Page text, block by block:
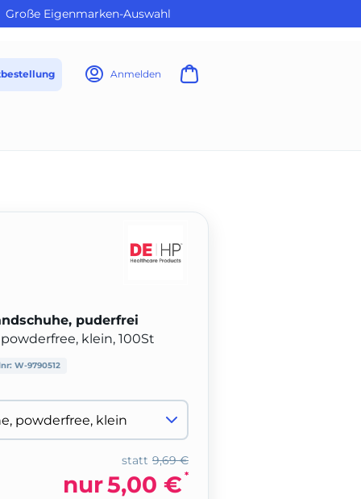
Große Eigenmarken-Auswahl
Anmelden
puderfrei
klein, 100St
W-9790512
9,69 €
statt
nur5,00 € *